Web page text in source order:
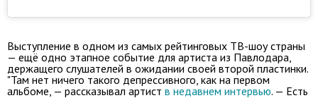
Выступление в одном из самых рейтинговых ТВ-шоу страны
— ещё одно этапное событие для артиста из Павлодара,
держащего слушателей в ожидании своей второй пластинки.
"Там нет ничего такого депрессивного, как на первом
альбоме, — рассказывал артист в недавнем интервью. — Есть